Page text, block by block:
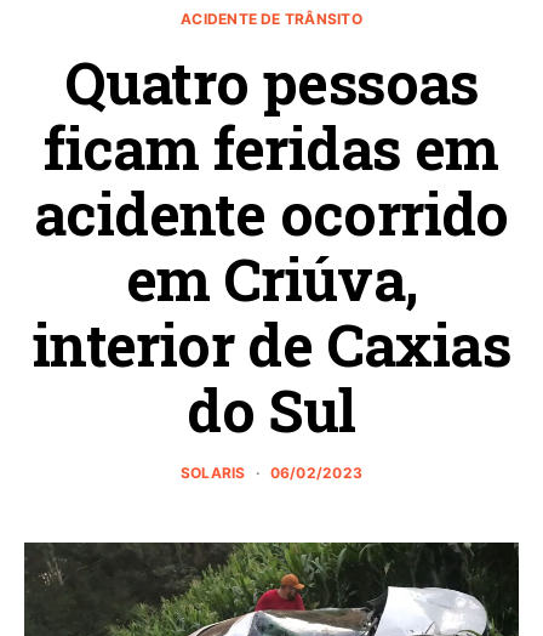
ACIDENTE DE TRÂNSITO
Quatro pessoas
ficam feridas em
acidente ocorrido
em Criúva,
interior de Caxias
do Sul
SOLARIS 06/02/2023